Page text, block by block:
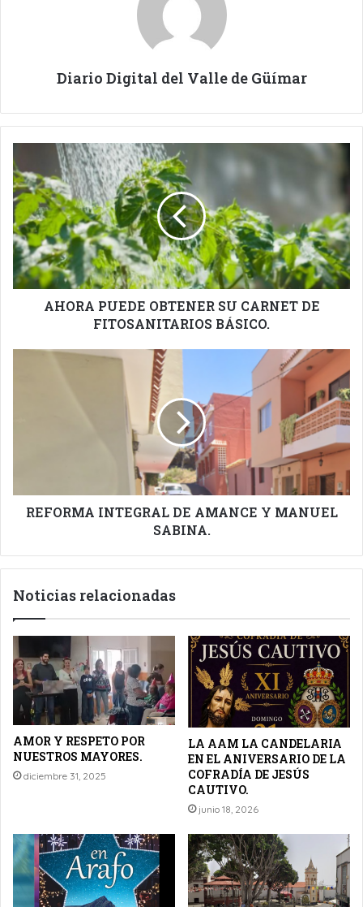
Diario Digital del Valle de Güímar
PUEDE
OBTENER
SU
CARNET
DE
FITOSANITARIOS
BÁSICO.
AHORA PUEDE OBTENER SU CARNET DE
FITOSANITARIOS BÁSICO.
REFORMA INTEGRAL DE AMANCE Y MANUEL
SABINA.
Noticias relacionadas
AMOR Y RESPETO POR
NUESTROS MAYORES.
diciembre 31, 2025
LA AAM LA CANDELARIA
EN EL ANIVERSARIO DE LA
COFRADÍA DE JESÚS
CAUTIVO.
junio 18, 2026